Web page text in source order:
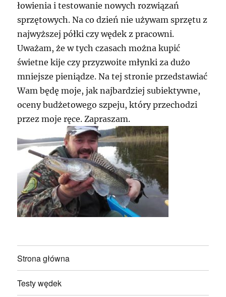
łowienia i testowanie nowych rozwiązań
sprzętowych. Na co dzień nie używam sprzętu z
najwyższej półki czy wędek z pracowni.
Uważam, że w tych czasach można kupić
świetne kije czy przyzwoite młynki za dużo
mniejsze pieniądze. Na tej stronie przedstawiać
Wam będę moje, jak najbardziej subiektywne,
oceny budżetowego szpeju, który przechodzi
przez moje ręce. Zapraszam.
Strona główna
Testy wędek